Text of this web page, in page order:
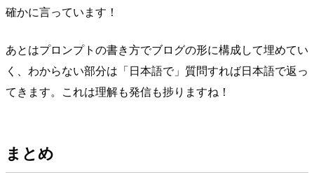
確かに言っています！
あとはプロンプトの書き方でブログの形に構成して埋めてい
く、わからない部分は「日本語で」質問すれば日本語で返っ
てきます。これは理解も発信も捗りますね！
まとめ